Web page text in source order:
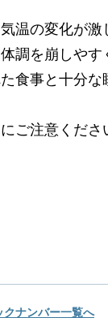
温の変化が激
調を崩しや
食事と十分な
ご注意くださ
クナンバー一覧へ